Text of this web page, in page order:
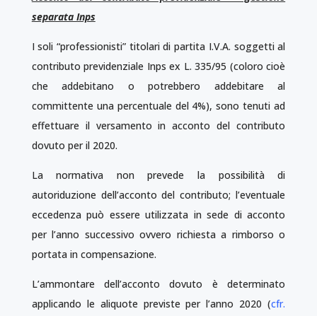
separata Inps
I soli “professionisti” titolari di partita I.V.A. soggetti al
contributo previdenziale Inps ex L. 335/95 (coloro cioè
che addebitano o potrebbero addebitare al
committente una percentuale del 4%), sono tenuti ad
effettuare il versamento in acconto del contributo
dovuto per il 2020.
La normativa non prevede la possibilità di
autoriduzione dell’acconto del contributo; l’eventuale
eccedenza può essere utilizzata in sede di acconto
per l’anno successivo ovvero richiesta a rimborso o
portata in compensazione.
L’ammontare dell’acconto dovuto è determinato
applicando le aliquote previste per l’anno 2020 (cfr.